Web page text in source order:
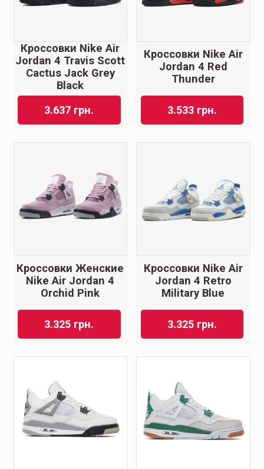
Кроссовки Nike Air
Jordan 4 Travis Scott
Cactus Jack Grey
Black
3.637 грн.
Кроссовки Nike Air
Jordan 4 Red
Thunder
3.533 грн.
Кроссовки Женские
Nike Air Jordan 4
Orchid Pink
3.325 грн.
Кроссовки Nike Air
Jordan 4 Retro
Military Blue
3.325 грн.